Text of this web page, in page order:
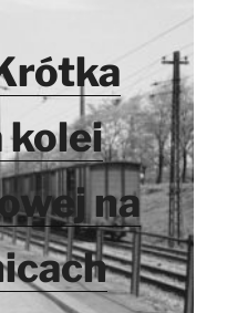
kolei
na